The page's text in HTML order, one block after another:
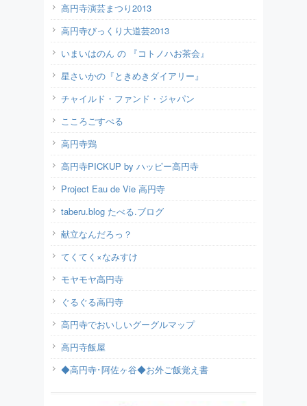
高円寺演芸まつり2013
高円寺びっくり大道芸2013
いまいはのん の 『コトノハお茶会』
星さいかの『ときめきダイアリー』
チャイルド・ファンド・ジャパン
こころごすぺる
高円寺鶏
高円寺PICKUP by ハッピー高円寺
Project Eau de Vie 高円寺
taberu.blog たべる.ブログ
献立なんだろっ？
てくてく×なみすけ
モヤモヤ高円寺
ぐるぐる高円寺
高円寺でおいしいグーグルマップ
高円寺飯屋
◆高円寺･阿佐ヶ谷◆お外ご飯覚え書